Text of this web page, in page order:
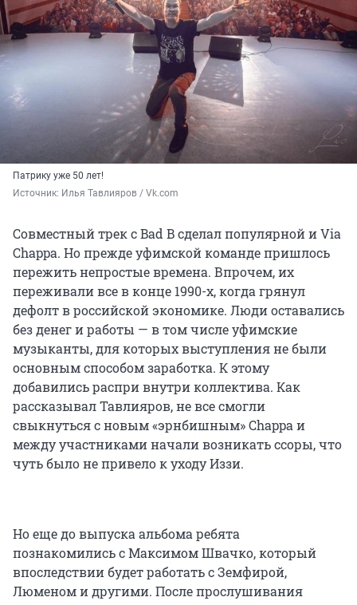
Патрику уже 50 лет!
Источник: Илья Тавлияров / Vk.com
Совместный трек с Bad B сделал популярной и Via
Chappa. Но прежде уфимской команде пришлось
пережить непростые времена. Впрочем, их
переживали все в конце 1990-х, когда грянул
дефолт в российской экономике. Люди оставались
без денег и работы — в том числе уфимские
музыканты, для которых выступления не были
основным способом заработка. К этому
добавились распри внутри коллектива. Как
рассказывал Тавлияров, не все смогли
свыкнуться с новым «эрнбишным» Chappa и
между участниками начали возникать ссоры, что
чуть было не привело к уходу Иззи.
Но еще до выпуска альбома ребята
познакомились с Максимом Швачко, который
впоследствии будет работать с Земфирой,
Люменом и другими. После прослушивания